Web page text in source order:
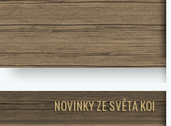
NOVINKY ZE SVĚTA KOI